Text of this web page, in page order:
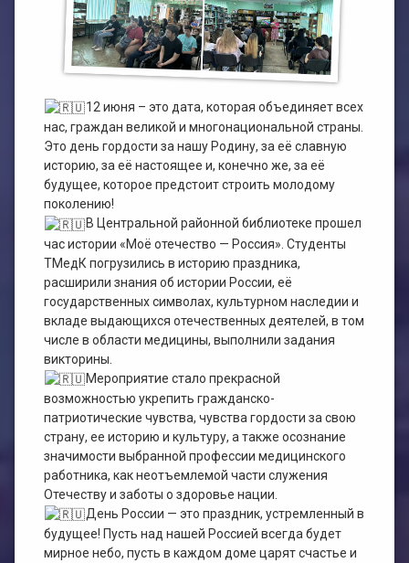
План работы филиала №1
План работы филиала №2
ЭЛЕКТРОННЫЙ КАТАЛОГ
12 июня – это дата, которая объединяет всех
нас, граждан великой и многонациональной страны.
Это день гордости за нашу Родину, за её славную
историю, за её настоящее и, конечно же, за её
будущее, которое предстоит строить молодому
поколению!
В Центральной районной библиотеке прошел
час истории «Моё отечество — Россия». Студенты
ТМедК погрузились в историю праздника,
расширили знания об истории России, её
государственных символах, культурном наследии и
вкладе выдающихся отечественных деятелей, в том
числе в области медицины, выполнили задания
викторины.
Мероприятие стало прекрасной
возможностью укрепить гражданско-
патриотические чувства, чувства гордости за свою
страну, ее историю и культуру, а также осознание
значимости выбранной профессии медицинского
работника, как неотъемлемой части служения
Отечеству и заботы о здоровье нации.
День России — это праздник, устремленный в
будущее! Пусть над нашей Россией всегда будет
мирное небо, пусть в каждом доме царят счастье и